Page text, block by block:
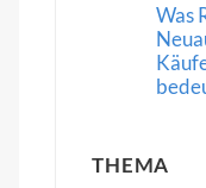
Neue
Impulse
für
den
Was
Führung
THEMA